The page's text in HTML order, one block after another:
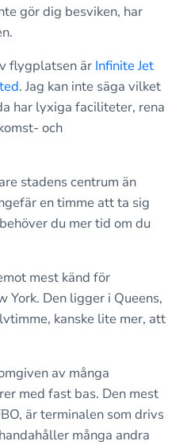
gör dig besviken, har
flygplatsen är Infinite Jet
. Jag kan inte säga vilket
har lyxiga faciliteter, rena
och
stadens centrum än
en timme att ta sig
du mer tid om du
mest känd för
York. Den ligger i Queens,
kanske lite mer, att
av många
med fast bas. Den mest
är terminalen som drivs
många andra